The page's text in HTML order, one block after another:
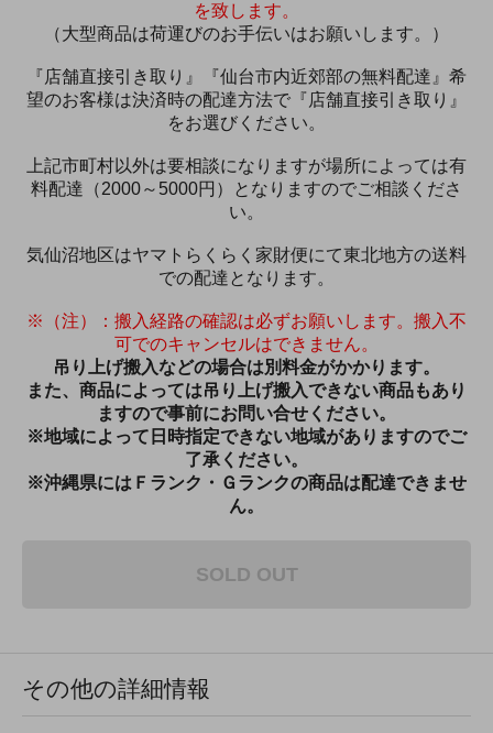
を致します。
（大型商品は荷運びのお手伝いはお願いします。）
『店舗直接引き取り』『仙台市内近郊部の無料配達』希
望のお客様は決済時の配達方法で『店舗直接引き取り』
をお選びください。
上記市町村以外は要相談になりますが場所によっては有
料配達（2000～5000円）となりますのでご相談くださ
い。
気仙沼地区はヤマトらくらく家財便にて東北地方の送料
での配達となります。
※（注）：搬入経路の確認は必ずお願いします。搬入不
可でのキャンセルはできません。
吊り上げ搬入などの場合は別料金がかかります。
また、商品によっては吊り上げ搬入できない商品もあり
ますので事前にお問い合せください。
※地域によって日時指定できない地域がありますのでご
了承ください。
※沖縄県にはＦランク・Ｇランクの商品は配達できませ
ん。
SOLD OUT
その他の詳細情報